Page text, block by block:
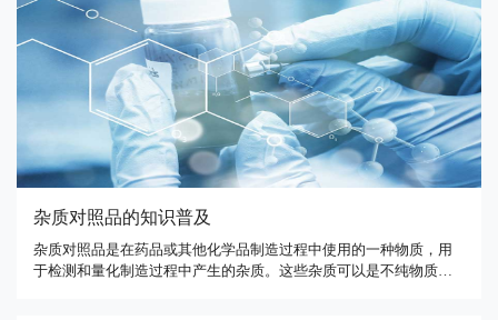
杂质对照品的知识普及
杂质对照品是在药品或其他化学品制造过程中使用的一种物质，用
于检测和量化制造过程中产生的杂质。这些杂质可以是不纯物质、